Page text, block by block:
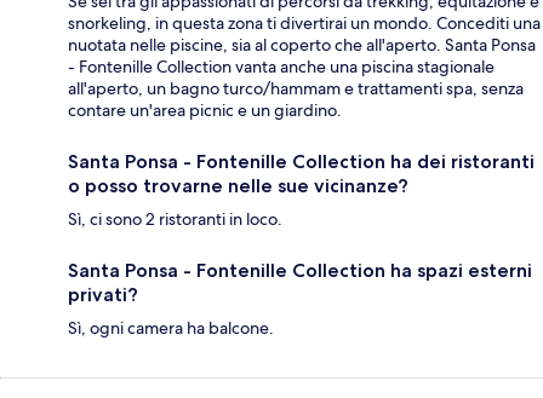
snorkeling, in questa zona ti divertirai un mondo. Concediti una
nuotata nelle piscine, sia al coperto che all'aperto. Santa Ponsa
- Fontenille Collection vanta anche una piscina stagionale
all'aperto, un bagno turco/hammam e trattamenti spa, senza
contare un'area picnic e un giardino.
Santa Ponsa - Fontenille Collection ha dei ristoranti
o posso trovarne nelle sue vicinanze?
Sì, ci sono 2 ristoranti in loco.
Santa Ponsa - Fontenille Collection ha spazi esterni
privati?
Sì, ogni camera ha balcone.